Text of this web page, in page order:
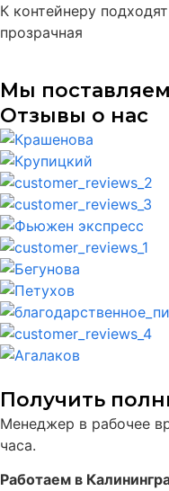
К контейнеру
прозрачная
Мы
Отзывы о нас
Получить
Менеджер в рабочее
часа.
Работаем в